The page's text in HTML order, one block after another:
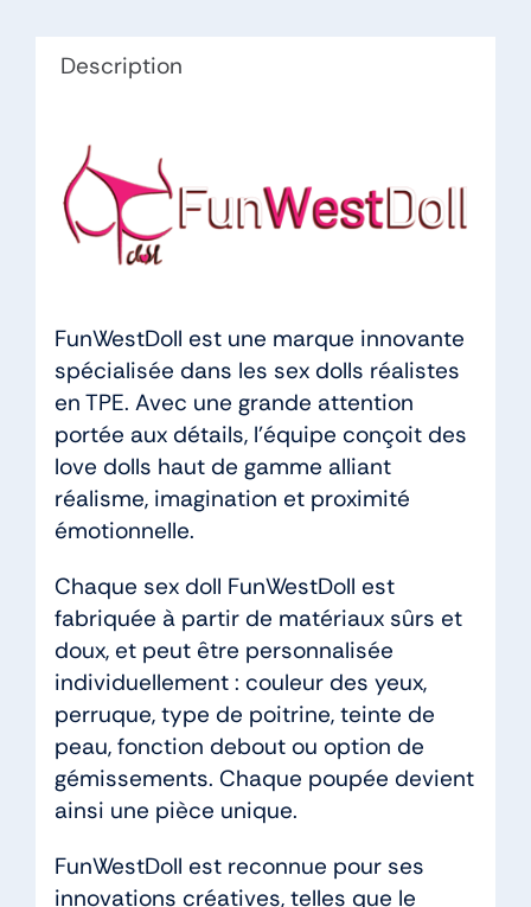
Description
FunWestDoll est une marque innovante
spécialisée dans les sex dolls réalistes
en TPE. Avec une grande attention
portée aux détails, l’équipe conçoit des
love dolls haut de gamme alliant
réalisme, imagination et proximité
émotionnelle.
Chaque sex doll FunWestDoll est
fabriquée à partir de matériaux sûrs et
doux, et peut être personnalisée
individuellement : couleur des yeux,
perruque, type de poitrine, teinte de
peau, fonction debout ou option de
gémissements. Chaque poupée devient
ainsi une pièce unique.
FunWestDoll est reconnue pour ses
innovations créatives, telles que le